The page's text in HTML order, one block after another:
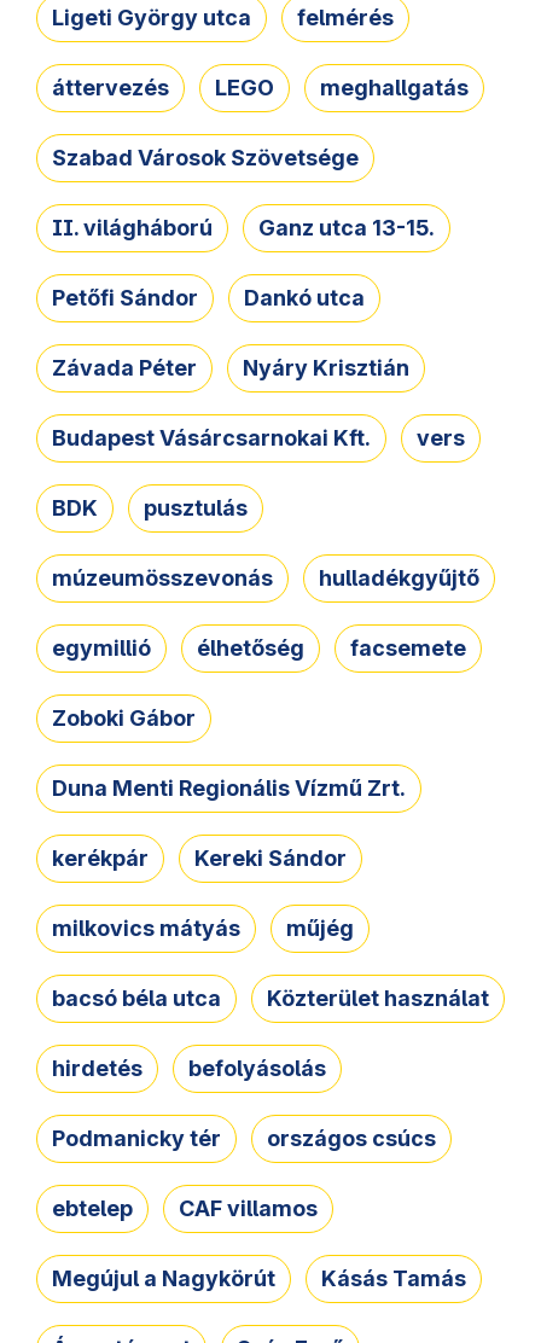
Ligeti György utca felmérés
áttervezés LEGO meghallgatás
Szabad Városok Szövetsége
II. világháború Ganz utca 13-15.
Petőfi Sándor Dankó utca
Závada Péter Nyáry Krisztián
Budapest Vásárcsarnokai Kft. vers
BDK pusztulás
múzeumösszevonás hulladékgyűjtő
egymillió élhetőség facsemete
Zoboki Gábor
Duna Menti Regionális Vízmű Zrt.
kerékpár Kereki Sándor
milkovics mátyás műjég
bacsó béla utca Közterület használat
hirdetés befolyásolás
Podmanicky tér országos csúcs
ebtelep CAF villamos
Megújul a Nagykörút Kásás Tamás